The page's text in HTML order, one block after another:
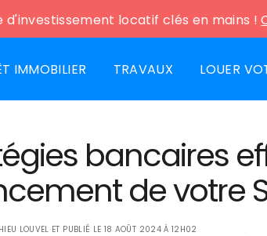
d'investissement locatif clés en mains !
IMMOBILIER TRAVAUX LOUER
bancaires
de votre
LOUVEL ET PUBLIÉ LE 18 AOÛT 2024 À 12H02